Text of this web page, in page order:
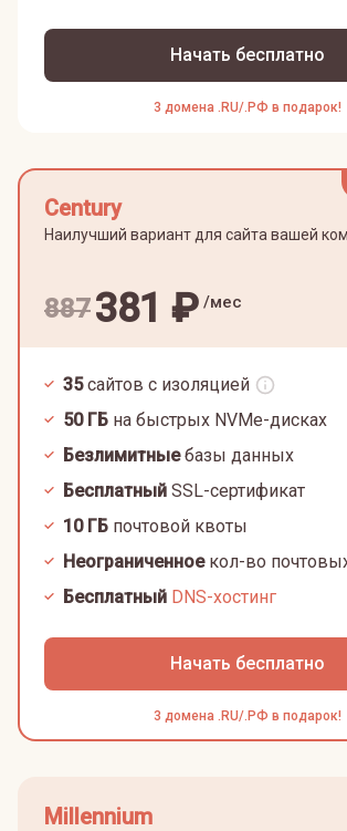
Начать бесплатно
3 домена .RU/.РФ в подарок!
Century
Наилучший вариант для сайта вашей
887381 ₽ /мес
35 сайтов с изоляцией
50ГБ на быстрых NVMe-дисках
Безлимитныебазы данных
Бесплатный SSL-сертификат
10ГБ почтовой квоты
Неограниченноекол-во
Бесплатный DNS-хостинг
Начать бесплатно
3 домена .RU/.РФ в подарок!
Millennium